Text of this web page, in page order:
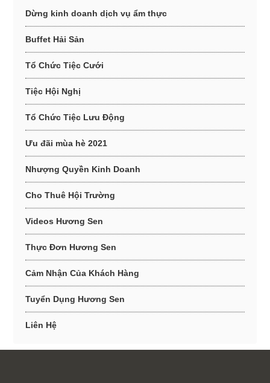
Dừng kinh doanh dịch vụ ẩm thực
Buffet Hải Sản
Tổ Chức Tiệc Cưới
Tiệc Hội Nghị
Tổ Chức Tiệc Lưu Động
Ưu đãi mùa hè 2021
Nhượng Quyền Kinh Doanh
Cho Thuê Hội Trường
Videos Hương Sen
Thực Đơn Hương Sen
Cảm Nhận Của Khách Hàng
Tuyển Dụng Hương Sen
Liên Hệ